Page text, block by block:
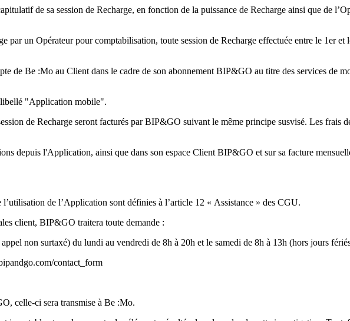
de sa session de Recharge, en fonction de la puissance de Recharge ainsi que de
par un Opérateur pour comptabilisation, toute session de Recharge effectuée entre le 1er
de Be :Mo au Client dans le cadre de son abonnement BIP&GO au titre des services de
libellé "Application mobile".
de Recharge seront facturés par BIP&GO suivant le même principe susvisé. Les frais
depuis l'Application, ainsi que dans son espace Client BIP&GO et sur sa facture
de l’Application sont définies à l’article 12 « Assistance » des CGU.
client, BIP&GO traitera toute demande :
non surtaxé) du lundi au vendredi de 8h à 20h et le samedi de 8h à 13h (hors jours
contact_form
celle-ci sera transmise à Be :Mo.